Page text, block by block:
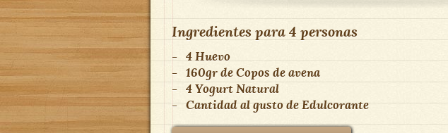
Ingredientes para4 personas
- 4Huevo
- 160grdeCopos de avena
- 4Yogurt Natural
- Cantidad al gustodeEdulcorante